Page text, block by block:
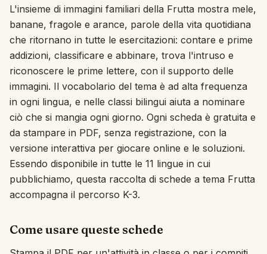
Generatori di schede
Interattivo
Accedi
Registrati
L'insieme di immagini familiari della Frutta mostra mele,
banane, fragole e arance, parole della vita quotidiana
che ritornano in tutte le esercitazioni: contare e prime
addizioni, classificare e abbinare, trova l'intruso e
riconoscere le prime lettere, con il supporto delle
immagini. Il vocabolario del tema è ad alta frequenza
in ogni lingua, e nelle classi bilingui aiuta a nominare
ciò che si mangia ogni giorno. Ogni scheda è gratuita e
da stampare in PDF, senza registrazione, con la
versione interattiva per giocare online e le soluzioni.
Essendo disponibile in tutte le 11 lingue in cui
pubblichiamo, questa raccolta di schede a tema Frutta
accompagna il percorso K-3.
Come usare queste schede